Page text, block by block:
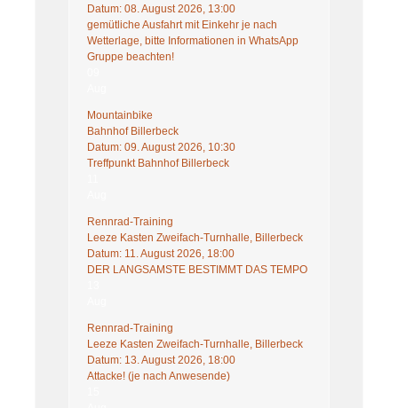
Datum:08. August 2026, 13:00
gemütliche Ausfahrt mit Einkehr je nach
Wetterlage, bitte Informationen in WhatsApp
Gruppe beachten!
Mountainbike
Bahnhof Billerbeck
Datum:09. August 2026, 10:30
Treffpunkt Bahnhof Billerbeck
Rennrad-Training
Leeze Kasten Zweifach-Turnhalle, Billerbeck
Datum:11. August 2026, 18:00
DER LANGSAMSTE BESTIMMT DAS TEMPO
Rennrad-Training
Leeze Kasten Zweifach-Turnhalle, Billerbeck
Datum:13. August 2026, 18:00
Attacke! (je nach Anwesende)